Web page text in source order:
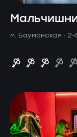
м. Бауманская · 2-